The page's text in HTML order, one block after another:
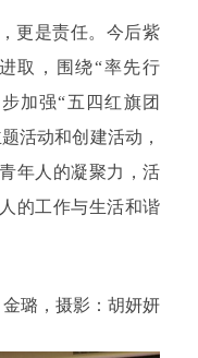
更是责任。今后紫
取，围绕“率先行
加强“五四红旗团
活动和创建活动，
年人的凝聚力，活
的工作与生活和谐
璐，摄影：胡妍妍